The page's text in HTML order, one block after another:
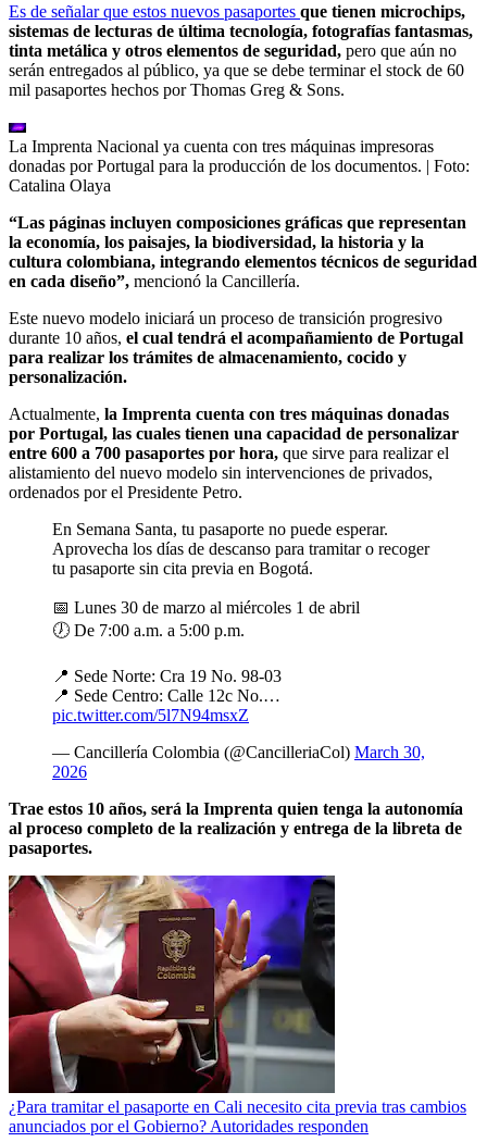
Es de señalar que estos nuevos pasaportes que tienen microchips,
sistemas de lecturas de última tecnología, fotografías fantasmas,
tinta metálica y otros elementos de seguridad, pero que aún no
serán entregados al público, ya que se debe terminar el stock de 60
mil pasaportes hechos por Thomas Greg & Sons.
La Imprenta Nacional ya cuenta con tres máquinas impresoras
donadas por Portugal para la producción de los documentos. | Foto:
Catalina Olaya
“Las páginas incluyen composiciones gráficas que representan
la economía, los paisajes, la biodiversidad, la historia y la
cultura colombiana, integrando elementos técnicos de seguridad
en cada diseño”, mencionó la Cancillería.
Este nuevo modelo iniciará un proceso de transición progresivo
durante 10 años, el cual tendrá el acompañamiento de Portugal
para realizar los trámites de almacenamiento, cocido y
personalización.
Actualmente, la Imprenta cuenta con tres máquinas donadas
por Portugal, las cuales tienen una capacidad de personalizar
entre 600 a 700 pasaportes por hora, que sirve para realizar el
alistamiento del nuevo modelo sin intervenciones de privados,
ordenados por el Presidente Petro.
En Semana Santa, tu pasaporte no puede esperar.
Aprovecha los días de descanso para tramitar o recoger
tu pasaporte sin cita previa en Bogotá.
📅 Lunes 30 de marzo al miércoles 1 de abril
🕖 De 7:00 a.m. a 5:00 p.m.
📍 Sede Norte: Cra 19 No. 98-03
📍 Sede Centro: Calle 12c No.…
pic.twitter.com/5l7N94msxZ
— Cancillería Colombia (@CancilleriaCol) March 30,
2026
Trae estos 10 años, será la Imprenta quien tenga la autonomía
al proceso completo de la realización y entrega de la libreta de
pasaportes.
¿Para tramitar el pasaporte en Cali necesito cita previa tras cambios
anunciados por el Gobierno? Autoridades responden